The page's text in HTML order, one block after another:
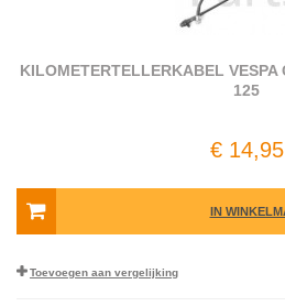
KILOMETERTELLERKABEL VESPA
125
€ 14,95
IN
Toevoegen aan vergelijking